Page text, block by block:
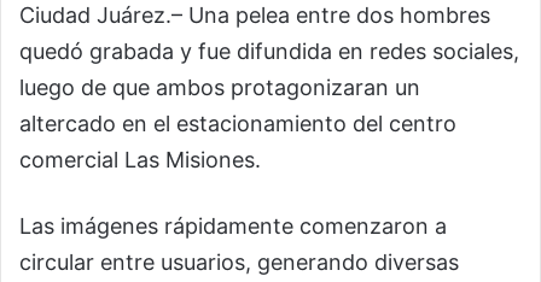
Ciudad Juárez.– Una pelea entre dos hombres
quedó grabada y fue difundida en redes sociales,
luego de que ambos protagonizaran un
altercado en el estacionamiento del centro
comercial Las Misiones.
Las imágenes rápidamente comenzaron a
circular entre usuarios, generando diversas